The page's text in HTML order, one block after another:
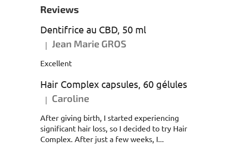
Reviews
Dentifrice au CBD, 50 ml
L'évaluation du produit est de 5 sur 5 étoiles.
| Jean Marie GROS
Excellent
Hair Complex capsules, 60 gélules
L'évaluation du produit est de 5 sur 5 étoiles.
| Caroline
After giving birth, I started experiencing
significant hair loss, so I decided to try Hair
Complex. After just a few weeks, I...